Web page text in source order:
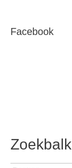
Facebook
Zoekbalk